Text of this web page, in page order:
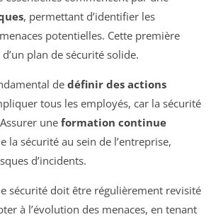
, permettant d’identifier les
potentielles. Cette première
plan de sécurité solide.
de définir des actions
tous les employés, car la sécurité
une formation continue
la sécurité au sein de l’entreprise,
d’incidents.
sécurité doit être régulièrement revisité
à l’évolution des menaces, en tenant